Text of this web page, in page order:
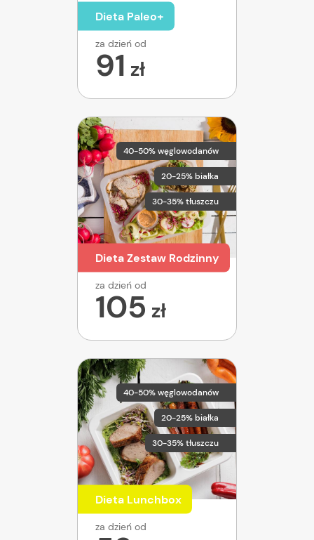
Dieta Paleo+
za dzień od
91 zł
40-50% węglowodanów
20-25% białka
30-35% tłuszczu
Dieta Zestaw Rodzinny
za dzień od
105 zł
40-50% węglowodanów
20-25% białka
30-35% tłuszczu
Dieta Lunchbox
za dzień od